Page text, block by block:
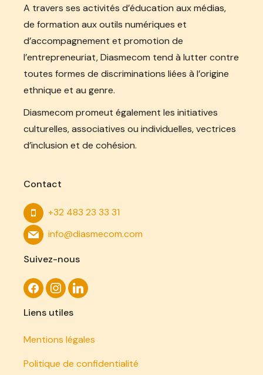
A travers ses activités d’éducation aux médias,
de formation aux outils numériques et
d’accompagnement et promotion de
l’entrepreneuriat, Diasmecom tend à lutter contre
toutes formes de discriminations liées à l’origine
ethnique et au genre.
Diasmecom promeut également les initiatives
culturelles, associatives ou individuelles, vectrices
d’inclusion et de cohésion.
Contact
+32 483 23 33 31
info@diasmecom.com
Suivez-nous
Liens utiles
Mentions légales
Politique de confidentialité